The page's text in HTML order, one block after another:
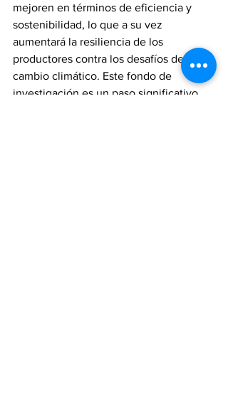
mejoren en términos de eficiencia y
sostenibilidad, lo que a su vez
aumentará la resiliencia de los
productores contra los desafíos del
cambio climático. Este fondo de
investigación es un paso significativo